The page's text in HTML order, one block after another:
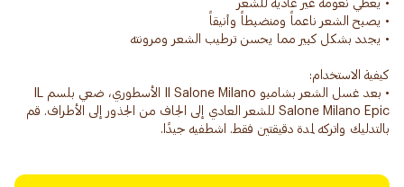
• بعد غسل الشعر بشامبو Il Salone Milano الأسطوري، ضعي بلسم IL
Salone Milano Epic للشعر العادي إلى الجاف من الجذور إلى الأطراف. قم
بالتدليك واتركه لمدة دقيقتين فقط. اشطفيه جيدًا.